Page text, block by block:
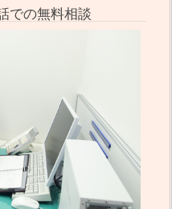
での無料相談